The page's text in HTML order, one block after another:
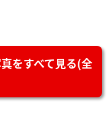
をすべて見る(全